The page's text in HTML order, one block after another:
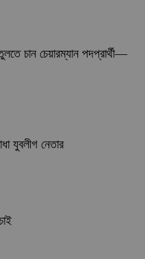
চান চেয়ারম্যান পদপ্রার্থী—
যুবলীগ নেতার